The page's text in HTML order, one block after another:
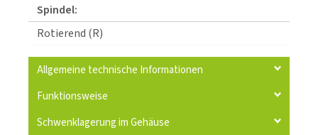
Spindel:
Rotierend (R)
Allgemeine technische Informationen
Funktionsweise
Schwenklagerung im Gehäuse